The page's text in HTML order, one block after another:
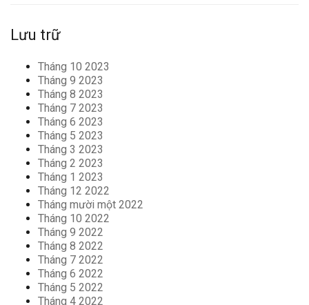
Lưu trữ
Tháng 10 2023
Tháng 9 2023
Tháng 8 2023
Tháng 7 2023
Tháng 6 2023
Tháng 5 2023
Tháng 3 2023
Tháng 2 2023
Tháng 1 2023
Tháng 12 2022
Tháng mười một 2022
Tháng 10 2022
Tháng 9 2022
Tháng 8 2022
Tháng 7 2022
Tháng 6 2022
Tháng 5 2022
Tháng 4 2022